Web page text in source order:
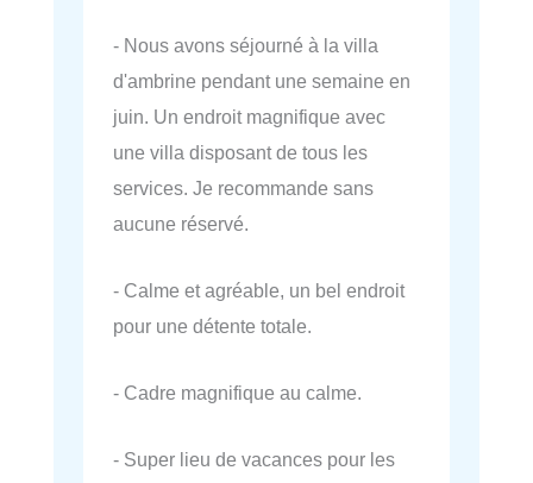
- Nous avons séjourné à la villa
d'ambrine pendant une semaine en
juin. Un endroit magnifique avec
une villa disposant de tous les
services. Je recommande sans
aucune réservé.
- Calme et agréable, un bel endroit
pour une détente totale.
- Cadre magnifique au calme.
- Super lieu de vacances pour les